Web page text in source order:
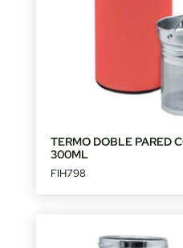
TERMO DOBLE PARED
300ML
FIH798